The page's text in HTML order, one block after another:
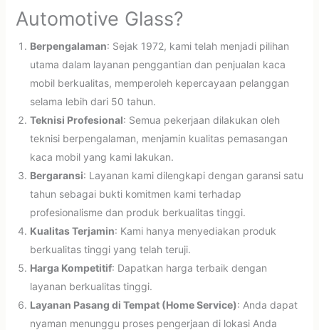
Automotive Glass?
Berpengalaman: Sejak 1972, kami telah menjadi pilihan
utama dalam layanan penggantian dan penjualan kaca
mobil berkualitas, memperoleh kepercayaan pelanggan
selama lebih dari 50 tahun.
Teknisi Profesional: Semua pekerjaan dilakukan oleh
teknisi berpengalaman, menjamin kualitas pemasangan
kaca mobil yang kami lakukan.
Bergaransi: Layanan kami dilengkapi dengan garansi satu
tahun sebagai bukti komitmen kami terhadap
profesionalisme dan produk berkualitas tinggi.
Kualitas Terjamin: Kami hanya menyediakan produk
berkualitas tinggi yang telah teruji.
Harga Kompetitif: Dapatkan harga terbaik dengan
layanan berkualitas tinggi.
Layanan Pasang di Tempat (Home Service): Anda dapat
nyaman menunggu proses pengerjaan di lokasi Anda